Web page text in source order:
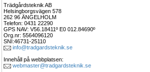
Trädgårdsteknik AB
Helsingborgsvägen 578
262 96 ÄNGELHOLM
Telefon: 0431 22290
GPS NAV: V56.18411º E0 012.84690º
Org.nr: 5564096120
SNI:46731-25110
info@tradgardsteknik.se
Innehåll på webbplatsen:
webmaster@tradgardsteknik.se